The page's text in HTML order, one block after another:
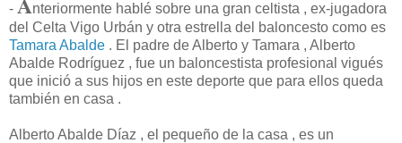
-
nteriormente hablé sobre una gran celtista , ex-jugadora
del Celta Vigo Urbán y otra estrella del baloncesto como es
Tamara Abalde . El padre de Alberto y Tamara , Alberto
Abalde Rodríguez , fue un baloncestista profesional vigués
que inició a sus hijos en este deporte que para ellos queda
también en casa .
Alberto Abalde Díaz , el pequeño de la casa , es un